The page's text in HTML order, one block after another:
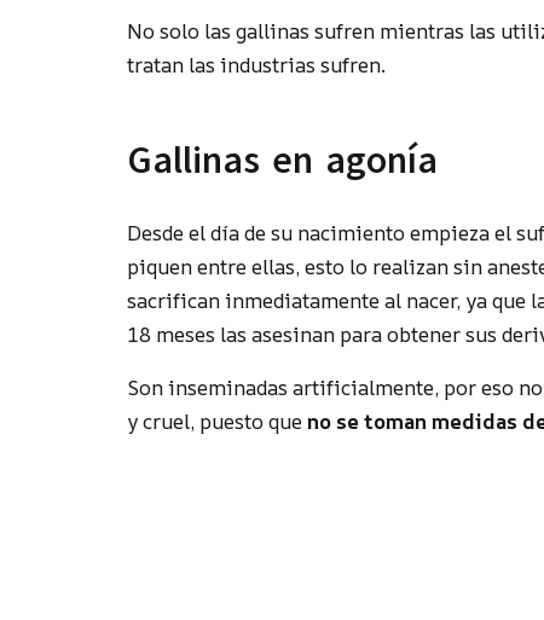
No solo las gallinas sufren mientras las
tratan las industrias sufren.
Gallinas en agonía
Desde el día de su nacimiento empieza el
piquen entre ellas, esto lo realizan sin
sacrifican inmediatamente al nacer, ya que
18 meses las asesinan para obtener sus
Son inseminadas artificialmente, por eso
y cruel, puesto queno se toman medidas